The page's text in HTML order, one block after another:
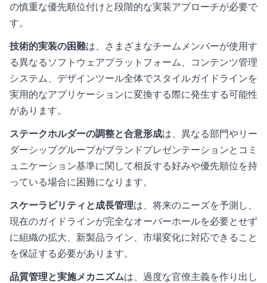
の慎重な優先順位付けと段階的な実装アプローチが必要で
す。
技術的実装の困難は、さまざまなチームメンバーが使用す
る異なるソフトウェアプラットフォーム、コンテンツ管理
システム、デザインツール全体でスタイルガイドラインを
実用的なアプリケーションに変換する際に発生する可能性
があります。
ステークホルダーの調整と合意形成は、異なる部門やリー
ダーシップグループがブランドプレゼンテーションとコミ
ュニケーション基準に関して相反する好みや優先順位を持
っている場合に困難になります。
スケーラビリティと成長管理は、将来のニーズを予測し、
現在のガイドラインが完全なオーバーホールを必要とせず
に組織の拡大、新製品ライン、市場変化に対応できること
を保証する必要があります。
品質管理と実施メカニズムは、過度な官僚主義を作り出し